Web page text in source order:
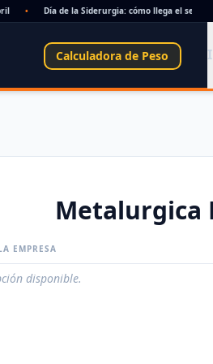
Día de la Siderurgia: cómo llega el sector
Calculadora de Peso
Metalurgica
EMPRESA
disponible.